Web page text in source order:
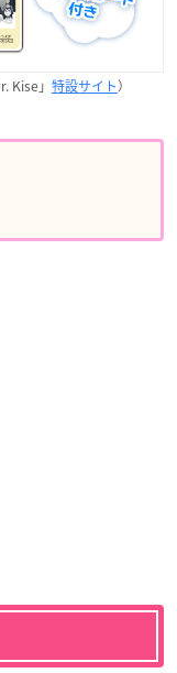
Kise」 特設サイト）